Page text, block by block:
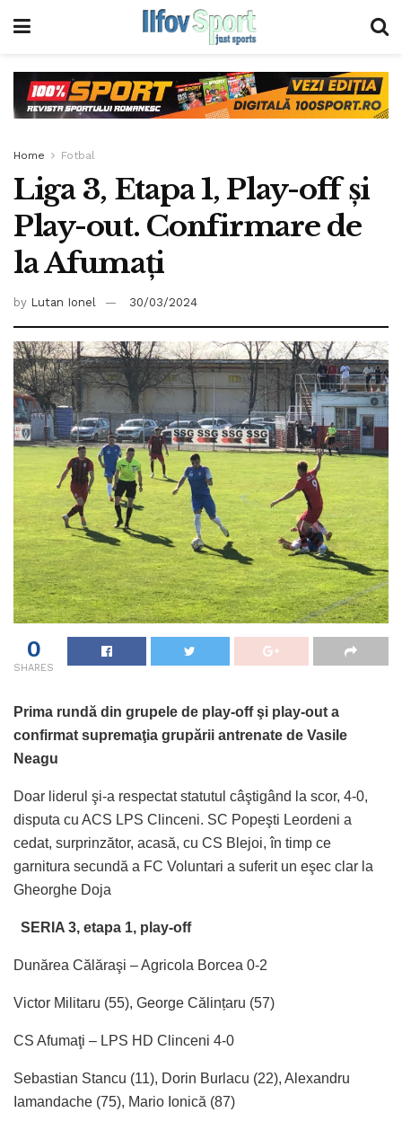
Home Fotbal
Liga 3, Etapa 1, Play-off şi
Play-out. Confirmare de
la Afumaţi
by Lutan Ionel 30/03/2024
0
SHARES
Prima rundă din grupele de play-off şi play-out a
confirmat supremaţia grupării antrenate de Vasile
Neagu
Doar liderul şi-a respectat statutul câştigând la scor, 4-0,
disputa cu ACS LPS Clinceni. SC Popeşti Leordeni a
cedat, surprinzător, acasă, cu CS Blejoi, în timp ce
garnitura secundă a FC Voluntari a suferit un eşec clar la
Gheorghe Doja
SERIA 3, etapa 1, play-off
Dunărea Călăraşi – Agricola Borcea 0-2
Victor Militaru (55), George Călințaru (57)
CS Afumaţi – LPS HD Clinceni 4-0
Sebastian Stancu (11), Dorin Burlacu (22), Alexandru
Iamandache (75), Mario Ionică (87)